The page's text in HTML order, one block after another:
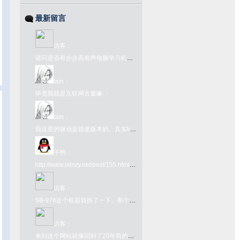
最新留言
访客
请问是否有步步高有声电脑学习机语音1号或2号的ROM文件？
lain
毕竟我就是互联网古董嘛-.-
lain
我这里的驱动是很老版本的。其实kx驱动网上很好下载啊。在github上有kx驱动的下载链接：https://github.com/kxproject/kX-Audio-driver-binaries
子鸭
http://www.lainzy.net/post/155.html您好 这个百度网盘链接里面的文件是否还能下载 很难找
访客
SB-978这个机器我拆了一下。那个FC转接卡内部其实是一个牛屎版的UM6561，所以那个转接卡本身就是个FC了，插到978上只为了取电和接入手柄键盘吧就。978本体是另一颗牛屎，看不出任何型号。很奇葩的一个主机型号了。
访客
来到这个网站就像回到了20年前的互联网一样，太酷了